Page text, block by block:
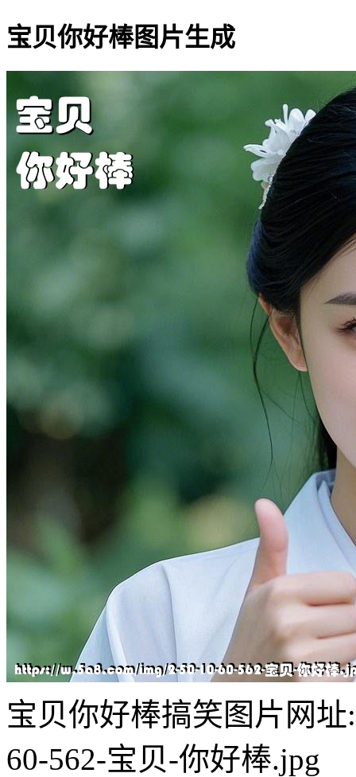
宝贝你好棒图片生成
宝贝你好棒搞笑图片网址
60-562-宝贝-你好棒.jpg